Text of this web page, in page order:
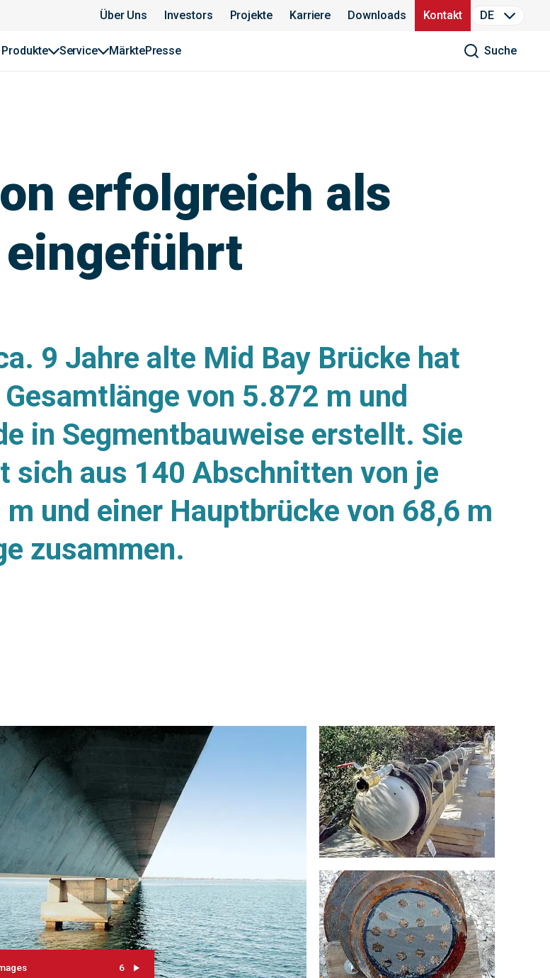
Über Uns Investors Projekte Karriere Downloads Kontakt DE
Produkte Service MärktePresse Suche
erfolgreich als
eingeführt
9 Jahre alte Mid Bay Brücke hat
von 5.872 m und
in Segmentbauweise erstellt. Sie
sich aus 140 Abschnitten von je
m und einer Hauptbrücke von 68,6 m
zusammen.
6